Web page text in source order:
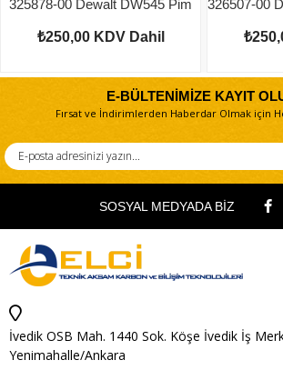
325878-00 Dewalt DW545 Pim
₺250,00 KDV Dahil
E-BÜLTENİMİZE KAYIT
Fırsat ve İndirimlerden Haberdar Olmak için
SOSYAL MEDYADA BİZ
İvedik OSB Mah. 1440 Sok. Köşe İvedik İş
Yenimahalle/Ankara